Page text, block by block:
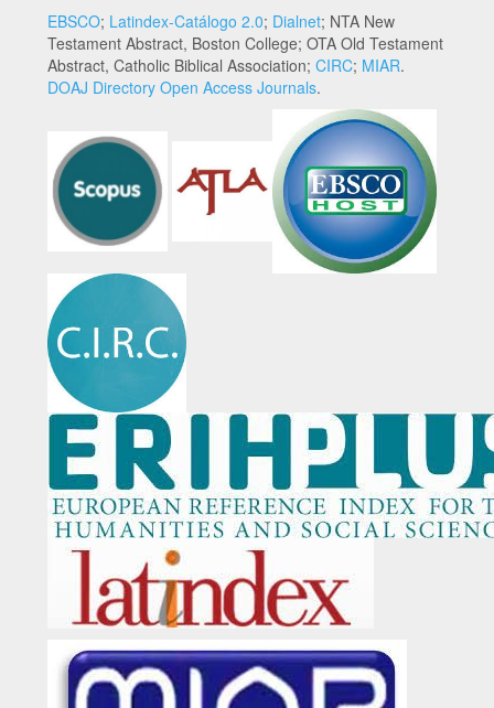
EBSCO; Latindex-Catálogo 2.0; Dialnet; NTA New
Testament Abstract, Boston College; OTA Old Testament
Abstract, Catholic Biblical Association; CIRC; MIAR.
DOAJ Directory Open Access Journals.